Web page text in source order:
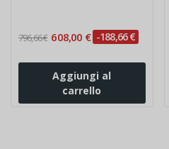
796,66 € 608,00 € -188,66 €
Aggiungi al
carrello